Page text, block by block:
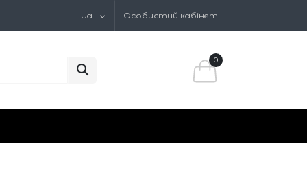
Ua Особистий кабінет
0